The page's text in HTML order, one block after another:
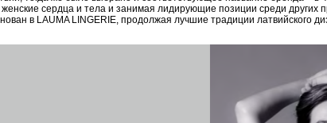
сердца и тела и занимая лидирующие позиции среди других
в LAUMA LINGERIE, продолжая лучшие традиции латвийского